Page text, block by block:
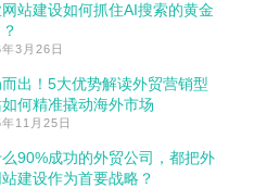
站建设如何抓住AI搜索的黄金
3月26日
出！5大优势解读外贸营销型
何精准撬动海外市场
11月25日
90%成功的外贸公司，都把外
建设作为首要战略？